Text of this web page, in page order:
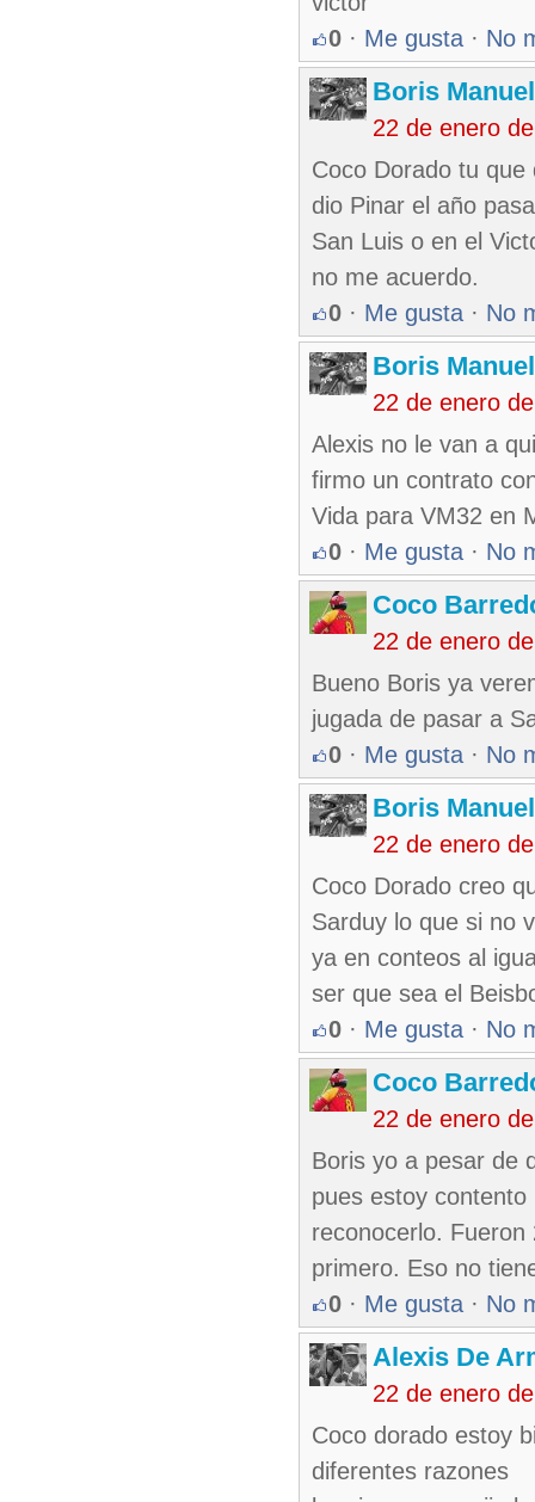
0 · Me gusta · No
Boris
22 de enero
Coco Dorado tu
dio Pinar el año
San Luis o en el
no me acuerdo.
0 · Me gusta · No
Boris
22 de enero
Alexis no le van a
firmo un contrato
Vida para VM32 en
0 · Me gusta · No
Coco
22 de enero
Bueno Boris ya
jugada de pasar a
0 · Me gusta · No
Boris
22 de enero
Coco Dorado creo
Sarduy lo que si no
ya en conteos al
ser que sea el
0 · Me gusta · No
Coco
22 de enero
Boris yo a pesar de
pues estoy
reconocerlo.
primero. Eso no
0 · Me gusta · No
Alexis De
22 de enero
Coco dorado estoy
diferentes razones